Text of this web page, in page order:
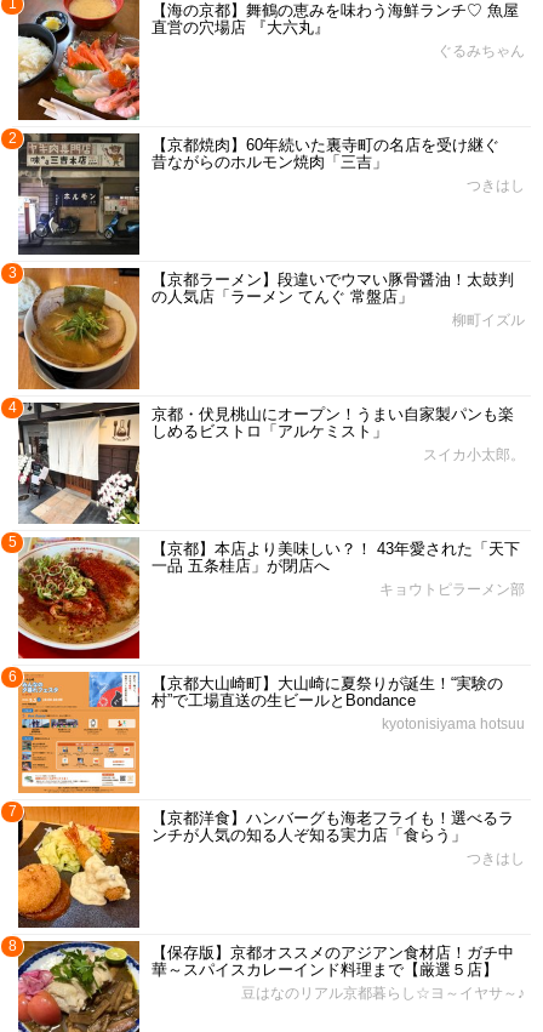
1
【海の京都】舞鶴の恵みを味わう海鮮ランチ♡ 魚屋
直営の穴場店 『大六丸』
ぐるみちゃん
2
【京都焼肉】60年続いた裏寺町の名店を受け継ぐ
昔ながらのホルモン焼肉「三吉」
つきはし
3
【京都ラーメン】段違いでウマい豚骨醤油！太鼓判
の人気店「ラーメン てんぐ 常盤店」
柳町イズル
4
京都・伏見桃山にオープン！うまい自家製パンも楽
しめるビストロ「アルケミスト」
スイカ小太郎。
5
【京都】本店より美味しい？！ 43年愛された「天下
一品 五条桂店」が閉店へ
キョウトピラーメン部
6
【京都大山崎町】大山崎に夏祭りが誕生！“実験の
村”で工場直送の生ビールとBondance
kyotonisiyama hotsuu
7
【京都洋食】ハンバーグも海老フライも！選べるラ
ンチが人気の知る人ぞ知る実力店「食らう」
つきはし
8
【保存版】京都オススメのアジアン食材店！ガチ中
華～スパイスカレーインド料理まで【厳選５店】
豆はなのリアル京都暮らし☆ヨ～イヤサ～♪